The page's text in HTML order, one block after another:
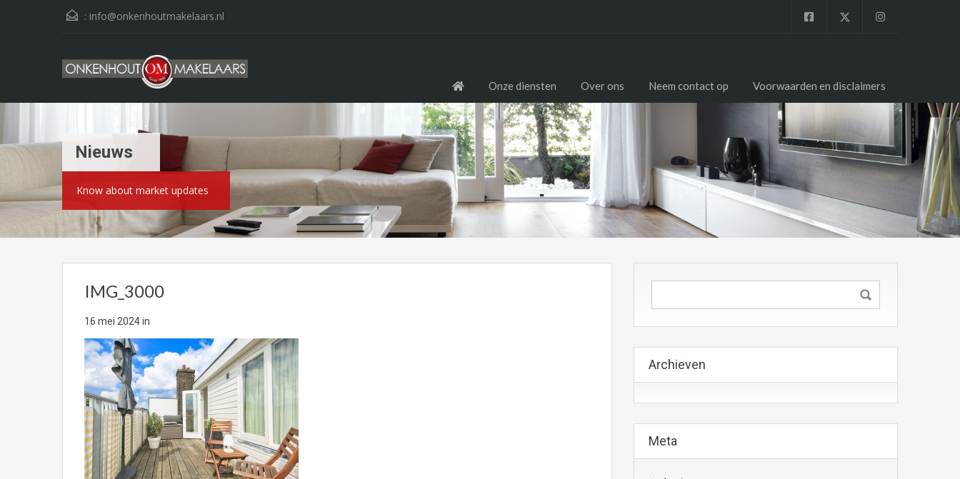
: info@onkenhoutmakelaars.nl
Onze diensten Over ons Neem contact op Voorwaarden en disclaimers
Nieuws
Know about market updates
IMG_3000
16 mei 2024in
Archieven
Meta